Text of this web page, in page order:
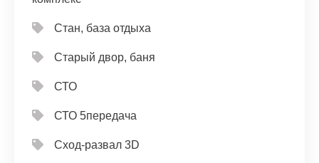
Стан, база отдыха
Старый двор, баня
СТО
СТО 5передача
Сход-развал 3D